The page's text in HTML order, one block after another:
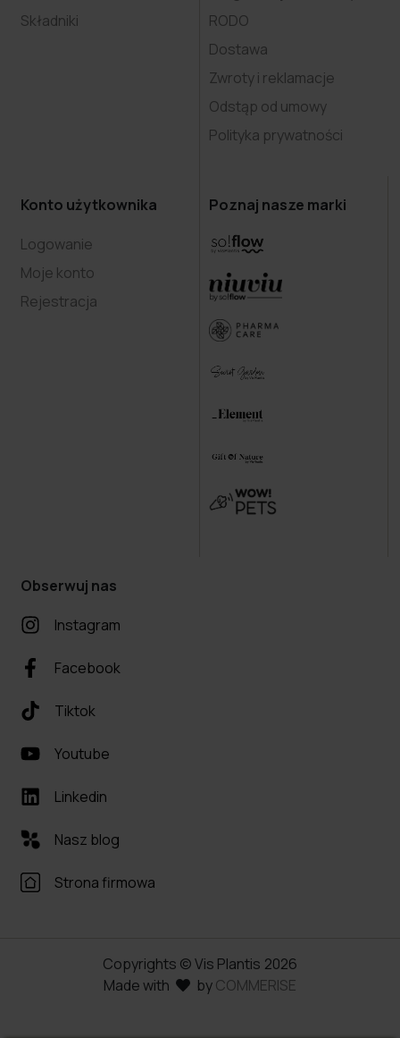
Składniki
RODO
Dostawa
Zwroty i reklamacje
Odstąp od umowy
Polityka prywatności
Konto użytkownika
Logowanie
Moje konto
Rejestracja
Poznaj nasze marki
Obserwuj nas
Instagram
Facebook
Tiktok
Youtube
Linkedin
Nasz blog
Strona firmowa
Copyrights © Vis Plantis 2026
Made with
byCOMMERISE